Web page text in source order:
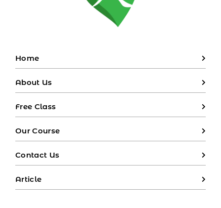
Home
About Us
Free Class
Our Course
Contact Us
Article